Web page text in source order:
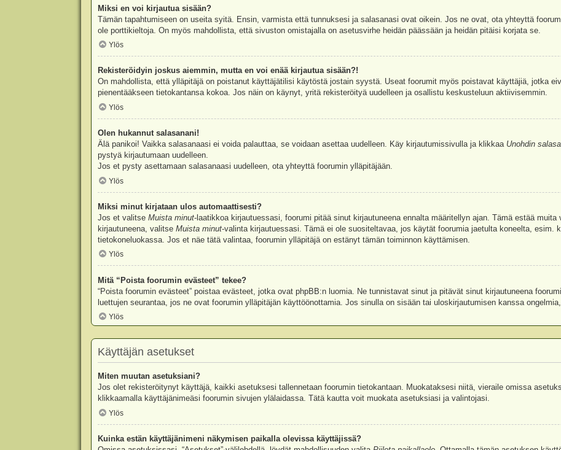
Miksi en voi kirjautua sisään?
Tämän tapahtumiseen on useita syitä. Ensin, varmista että tunnuksesi ja salasanasi ovat oikein. Jos ne ovat, ota yhteyttä
ole porttikieltoja. On myös mahdollista, että sivuston omistajalla on asetusvirhe heidän päässään ja heidän pitäisi korjata se.
Ylös
Rekisteröidyin joskus aiemmin, mutta en voi enää kirjautua sisään?!
On mahdollista, että ylläpitäjä on poistanut käyttäjätilisi käytöstä jostain syystä. Useat foorumit myös poistavat käyttäjiä, jotka
pienentääkseen tietokantansa kokoa. Jos näin on käynyt, yritä rekisteröityä uudelleen ja osallistu keskusteluun aktiivisemmin.
Ylös
Olen hukannut salasanani!
Älä panikoi! Vaikka salasanaasi ei voida palauttaa, se voidaan asettaa uudelleen. Käy kirjautumissivulla ja klikkaa Unohdin
pystyä kirjautumaan uudelleen.
Jos et pysty asettamaan salasanaasi uudelleen, ota yhteyttä foorumin ylläpitäjään.
Ylös
Miksi minut kirjataan ulos automaattisesti?
Jos et valitse Muista minut-laatikkoa kirjautuessasi, foorumi pitää sinut kirjautuneena ennalta määritellyn ajan. Tämä estää
kirjautuneena, valitse Muista minut-valinta kirjautuessasi. Tämä ei ole suositeltavaa, jos käytät foorumia jaetulta koneelta, esim.
tietokoneluokassa. Jos et näe tätä valintaa, foorumin ylläpitäjä on estänyt tämän toiminnon käyttämisen.
Ylös
Mitä “Poista foorumin evästeet” tekee?
“Poista foorumin evästeet” poistaa evästeet, jotka ovat phpBB:n luomia. Ne tunnistavat sinut ja pitävät sinut kirjautuneena
luettujen seurantaa, jos ne ovat foorumin ylläpitäjän käyttöönottamia. Jos sinulla on sisään tai uloskirjautumisen kanssa
Ylös
Käyttäjän asetukset
Miten muutan asetuksiani?
Jos olet rekisteröitynyt käyttäjä, kaikki asetuksesi tallennetaan foorumin tietokantaan. Muokataksesi niitä, vieraile omissa
klikkaamalla käyttäjänimeäsi foorumin sivujen ylälaidassa. Tätä kautta voit muokata asetuksiasi ja valintojasi.
Ylös
Kuinka estän käyttäjänimeni näkymisen paikalla olevissa käyttäjissä?